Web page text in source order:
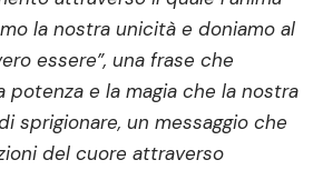
la nostra unicità e doniamo al
essere”, una frase che
e la magia che la nostra
sprigionare, un messaggio che
del cuore attraverso